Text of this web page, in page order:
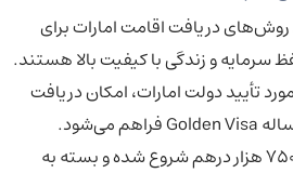
دریافت اقامت امارات برای
سرمایه و زندگی با کیفیت بالا هستند.
تأیید دولت امارات، امکان دریافت
اقامت ۲ ساله یا اقامت ۱۰ ساله Golden Visa فراهم می‌شود.
حداقل سرمایه موردنیاز از ۷۵۰ هزار درهم شروع شده و بسته به